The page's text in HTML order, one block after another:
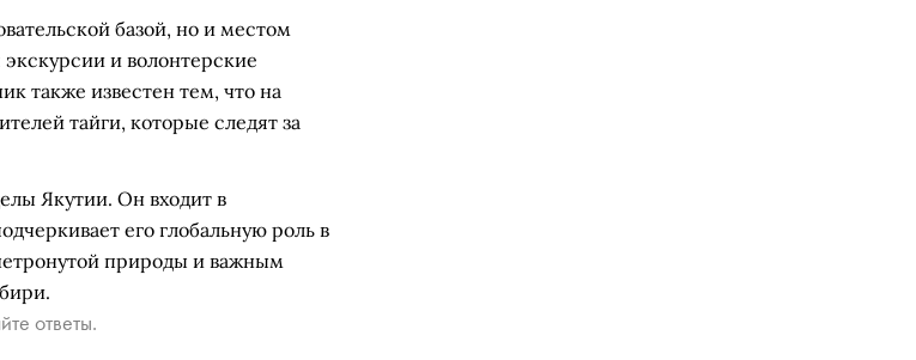
базой, но и местом
и волонтерские
также известен тем, что на
тайги, которые следят за
Якутии. Он входит в
его глобальную роль в
природы и важным
ответы.